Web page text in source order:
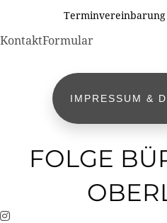
KontaktFormular
IMPRESSUM &
FOLGE